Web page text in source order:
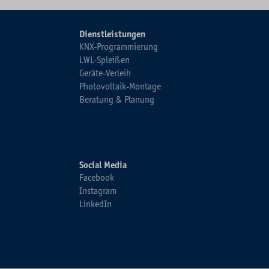
Dienstleistungen
KNX-Programmierung
LWL-Spleißen
Geräte-Verleih
Photovoltaik-Montage
Beratung & Planung
Social Media
Facebook
Instagram
LinkedIn